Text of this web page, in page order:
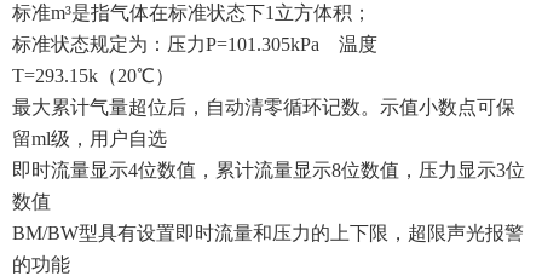
标准m³是指气体在标准状态下1立方体积；
标准状态规定为：压力P=101.305kPa 温度
T=293.15k（20℃）
最大累计气量超位后，自动清零循环记数。示值小数点可保
留ml级，用户自选
即时流量显示4位数值，累计流量显示8位数值，压力显示3位
数值
BM/BW型具有设置即时流量和压力的上下限，超限声光报警
的功能